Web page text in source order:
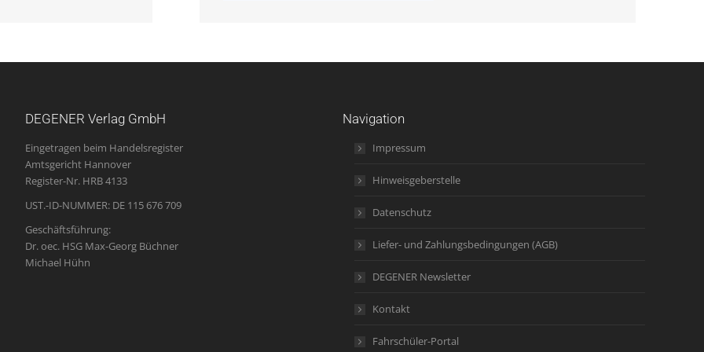
DEGENER Verlag GmbH
Eingetragen beim Handelsregister
Amtsgericht Hannover
Register-Nr. HRB 4133
UST.-ID-NUMMER: DE 115 676 709
Geschäftsführung:
Dr. oec. HSG Max-Georg Büchner
Michael Hühn
Navigation
Impressum
Hinweisgeberstelle
Datenschutz
Liefer- und Zahlungsbedingungen (AGB)
DEGENER Newsletter
Kontakt
Fahrschüler-Portal